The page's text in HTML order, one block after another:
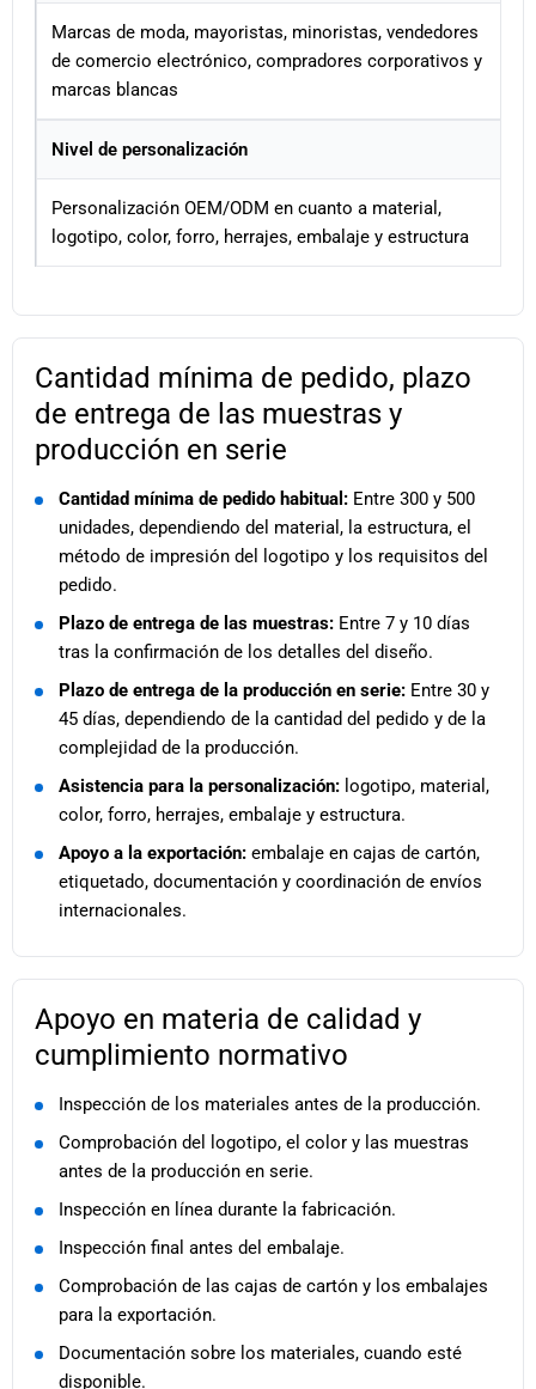
Marcas de moda, mayoristas, minoristas, vendedores
de comercio electrónico, compradores corporativos y
marcas blancas
Nivel de personalización
Personalización OEM/ODM en cuanto a material,
logotipo, color, forro, herrajes, embalaje y estructura
Cantidad mínima de pedido, plazo
de entrega de las muestras y
producción en serie
Cantidad mínima de pedido habitual: Entre 300 y 500
unidades, dependiendo del material, la estructura, el
método de impresión del logotipo y los requisitos del
pedido.
Plazo de entrega de las muestras: Entre 7 y 10 días
tras la confirmación de los detalles del diseño.
Plazo de entrega de la producción en serie: Entre 30 y
45 días, dependiendo de la cantidad del pedido y de la
complejidad de la producción.
Asistencia para la personalización: logotipo, material,
color, forro, herrajes, embalaje y estructura.
Apoyo a la exportación: embalaje en cajas de cartón,
etiquetado, documentación y coordinación de envíos
internacionales.
Apoyo en materia de calidad y
cumplimiento normativo
Inspección de los materiales antes de la producción.
Comprobación del logotipo, el color y las muestras
antes de la producción en serie.
Inspección en línea durante la fabricación.
Inspección final antes del embalaje.
Comprobación de las cajas de cartón y los embalajes
para la exportación.
Documentación sobre los materiales, cuando esté
disponible.